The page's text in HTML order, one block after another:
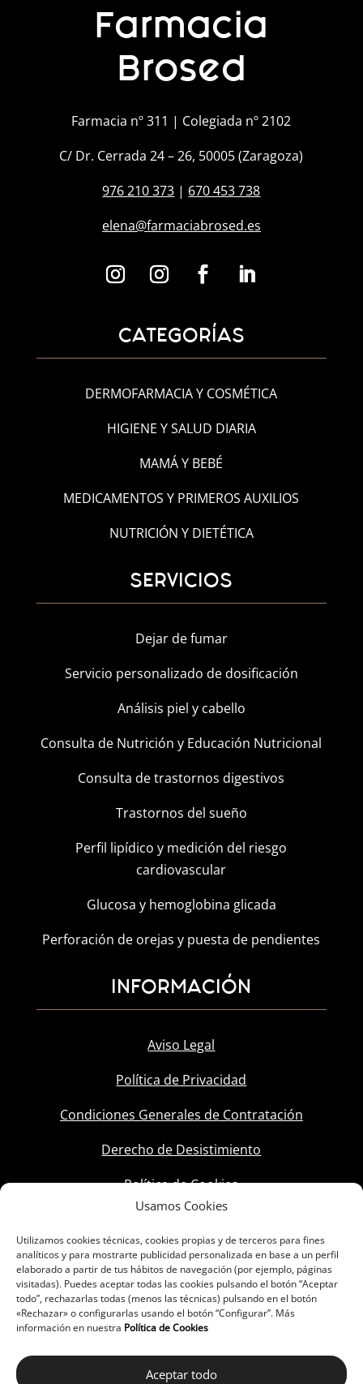
Usamos Cookies
Utilizamos cookies técnicas, cookies propias y de terceros para fines
analíticos y para mostrarte publicidad personalizada en base a un perfil
elaborado a partir de tus hábitos de navegación (por ejemplo, páginas
visitadas). Puedes aceptar todas las cookies pulsando el botón “Aceptar
todo”, rechazarlas todas (menos las técnicas) pulsando en el botón
«Rechazar» o configurarlas usando el botón “Configurar”. Más
información en nuestra Política de Cookies
Aceptar todo
Farmacia
Brosed
Farmacia nº 311 | Colegiada nº 2102
C/ Dr. Cerrada 24 – 26, 50005 (Zaragoza)
976 210 373 | 670 453 738
elena@farmaciabrosed.es
CATEGORÍAS
DERMOFARMACIA Y COSMÉTICA
HIGIENE Y SALUD DIARIA
MAMÁ Y BEBÉ
MEDICAMENTOS Y PRIMEROS AUXILIOS
NUTRICIÓN Y DIETÉTICA
SERVICIOS
Dejar de fumar
Servicio personalizado de dosificación
Análisis piel y cabello
Consulta de Nutrición y Educación Nutricional
Consulta de trastornos digestivos
Trastornos del sueño
Perfil lipídico y medición del riesgo
cardiovascular
Glucosa y hemoglobina glicada
Perforación de orejas y puesta de pendientes
INFORMACIÓN
Aviso Legal
Política de Privacidad
Condiciones Generales de Contratación
Derecho de Desistimiento
Política de Cookies